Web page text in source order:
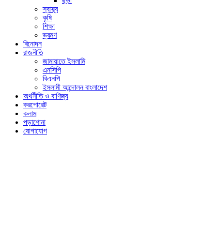
স্বাস্থ্য
কৃষি
শিক্ষা
ভ্রমণ
বিনোদন
রাজনীতি
জামায়াতে ইসলামি
এনসিপি
বিএনপি
ইসলামী আন্দোলন বাংলাদেশ
অর্থনীতি ও বাণিজ্য
করপোরেট
কলাম
পড়াশোনা
যোগাযোগ